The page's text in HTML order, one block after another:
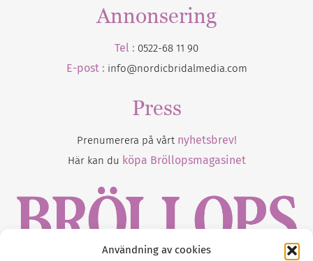
Användning av cookies
Annonsering
Tel : 0522-68 11 90
E-post : info@nordicbridalmedia.com
Press
Prenumerera på vårt nyhetsbrev!
Här kan du köpa Bröllopsmagasinet